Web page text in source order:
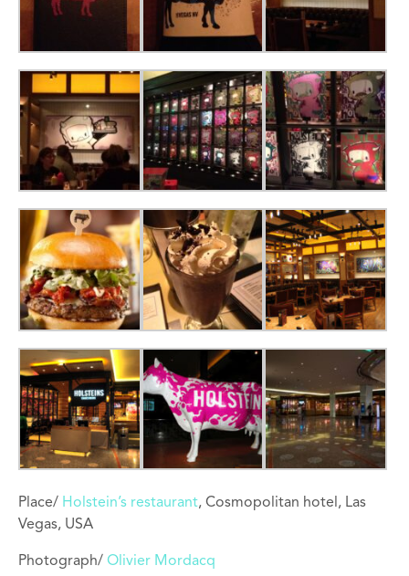
Place/ Holstein’s restaurant, Cosmopolitan hotel, Las
Vegas, USA
Photograph/ Olivier Mordacq